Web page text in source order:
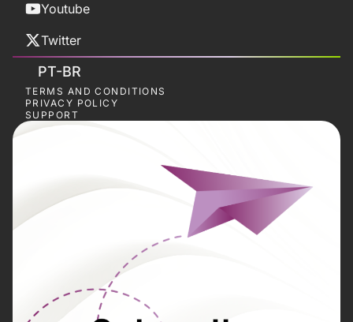
Youtube
Twitter
PT-BR
TERMS AND CONDITIONS
PRIVACY POLICY
SUPPORT